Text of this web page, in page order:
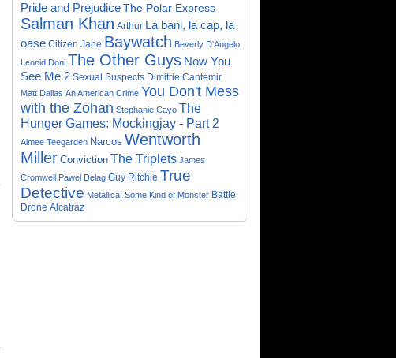
Pride and PrejudiceThe Polar Express
Salman Khan Arthur La bani, la cap, la
oase Citizen Jane Baywatch Beverly D'Angelo
Leonid Doni The Other Guys Now You
See Me 2 Sexual Suspects Dimitrie Cantemir
Matt Dallas An American Crime You Don't Mess
with the Zohan Stephanie Cayo The
Hunger Games: Mockingjay - Part 2
Aimee Teegarden Narcos Wentworth
Miller Conviction The Triplets James
Cromwell Pawel Delag Guy Ritchie True
Detective Metallica: Some Kind of Monster Battle
Drone Alcatraz